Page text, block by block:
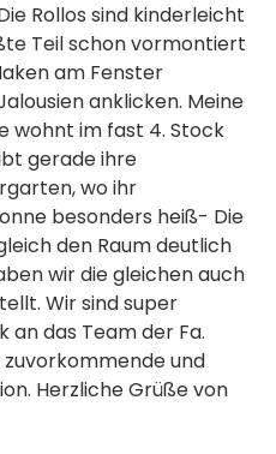
Rollos sind kinderleicht
Teil schon vormontiert
am Fenster
anklicken. Meine
wohnt im fast 4. Stock
gerade ihre
wo ihr
besonders heiß- Die
den Raum deutlich
wir die gleichen auch
Wir sind super
an das Team der Fa.
und
Herzliche Grüße von